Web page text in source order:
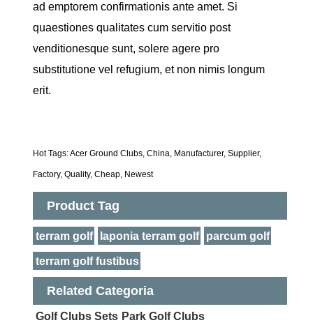
ad emptorem confirmationis ante amet. Si
quaestiones qualitates cum servitio post
venditionesque sunt, solere agere pro
substitutione vel refugium, et non nimis longum
erit.
Hot Tags: Acer Ground Clubs, China, Manufacturer, Supplier,
Factory, Quality, Cheap, Newest
Product Tag
terram golf Iaponia terram golf parcum golf
terram golf fustibus
Related Categoria
Golf Clubs Sets Park Golf Clubs